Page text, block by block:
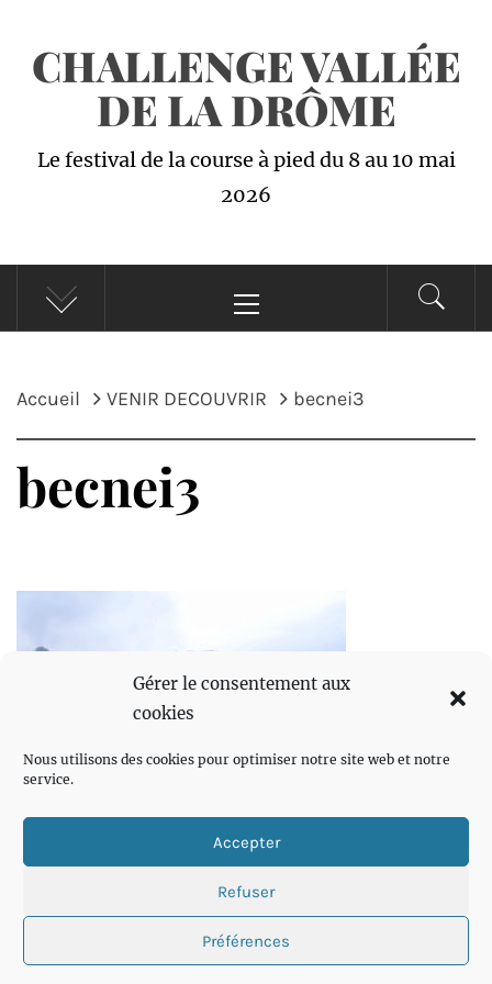
Gérer le consentement aux
cookies
Nous utilisons des cookies pour optimiser notre site web et notre
service.
Accepter
Refuser
Préférences
contenu
CHALLENGE VALLÉE
DE LA DRÔME
Le festival de la course à pied du 8 au 10 mai
2026
principal
Accueil VENIR DECOUVRIR becnei3
becnei3